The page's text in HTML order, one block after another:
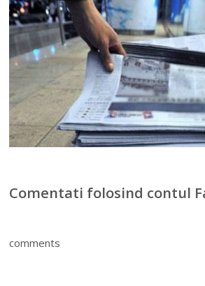
Comentati folosind contul
comments